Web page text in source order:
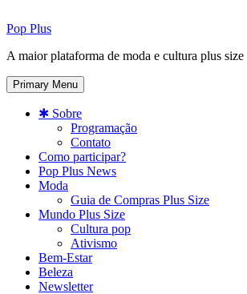
Pop Plus
A maior plataforma de moda e cultura plus
Primary Menu
✱ Sobre
Programação
Contato
Como participar?
Pop Plus News
Moda
Guia de Compras Plus Size
Mundo Plus Size
Cultura pop
Ativismo
Bem-Estar
Beleza
Newsletter